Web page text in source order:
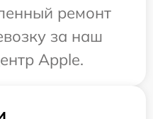
ремонт
за наш
Apple.